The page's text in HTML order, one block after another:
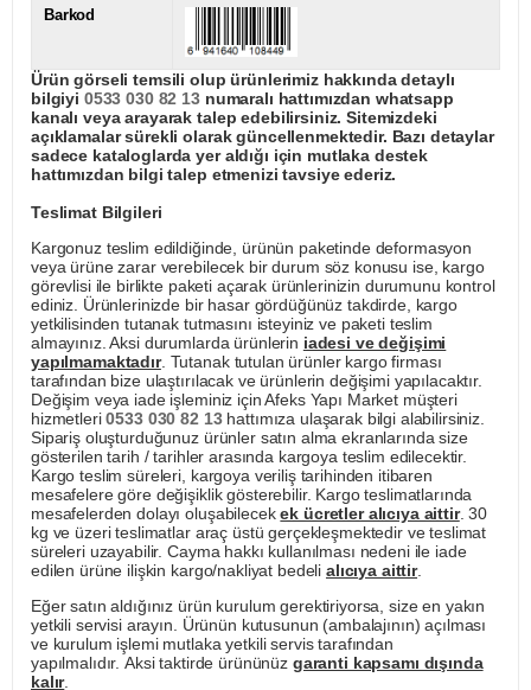
Barkod
Ürün görseli temsili olup ürünlerimiz hakkında detaylı
bilgiyi 0533 030 82 13numaralı hattımızdan whatsapp
kanalı veya arayarak talep edebilirsiniz. Sitemizdeki
açıklamalar sürekli olarak güncellenmektedir. Bazı detaylar
sadece kataloglarda yer aldığı için mutlaka destek
hattımızdan bilgi talep etmenizi tavsiye ederiz.
Teslimat Bilgileri
Kargonuz teslim edildiğinde, ürünün paketinde deformasyon
veya ürüne zarar verebilecek bir durum söz konusu ise, kargo
görevlisi ile birlikte paketi açarak ürünlerinizin durumunu kontrol
ediniz. Ürünlerinizde bir hasar gördüğünüz takdirde, kargo
yetkilisinden tutanak tutmasını isteyiniz ve paketi teslim
almayınız. Aksi durumlarda ürünlerin iadesi ve değişimi
yapılmamaktadır. Tutanak tutulan ürünler kargo firması
tarafından bize ulaştırılacak ve ürünlerin değişimi yapılacaktır.
Değişim veya iade işleminiz için Afeks Yapı Market müşteri
hizmetleri0533 030 82 13hattımıza ulaşarak bilgi alabilirsiniz.
Sipariş oluşturduğunuz ürünler satın alma ekranlarında size
gösterilen tarih / tarihler arasında kargoya teslim edilecektir.
Kargo teslim süreleri, kargoya veriliş tarihinden itibaren
mesafelere göre değişiklik gösterebilir. Kargo teslimatlarında
mesafelerden dolayı oluşabilecekek ücretler alıcıya aittir. 30
kg ve üzeri teslimatlar araç üstü gerçekleşmektedir ve teslimat
süreleri uzayabilir. Cayma hakkı kullanılması nedeni ile iade
edilen ürüne ilişkin kargo/nakliyat bedeli alıcıya aittir.
Eğer satın aldığınız ürün kurulum gerektiriyorsa, size en yakın
yetkili servisi arayın. Ürünün kutusunun (ambalajının) açılması
ve kurulum işlemi mutlaka yetkili servis tarafından
yapılmalıdır. Aksi taktirde ürününüz garanti kapsamı dışında
kalır.